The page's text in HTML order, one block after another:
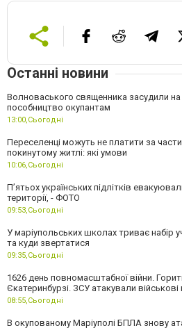
Останні новини
Волноваського священника засудили
пособництво окупантам
13:00,Сьогодні
Переселенці можуть не платити за
покинутому житлі: які умови
10:06,Сьогодні
П’ятьох українських підлітків
території, - ФОТО
09:53,Сьогодні
У маріупольських школах триває набір
та куди звертатися
09:35,Сьогодні
1626 день повномасштабної війни.
Єкатеринбурзі. ЗСУ атакували військові
08:55,Сьогодні
В окупованому Маріуполі БПЛА знову